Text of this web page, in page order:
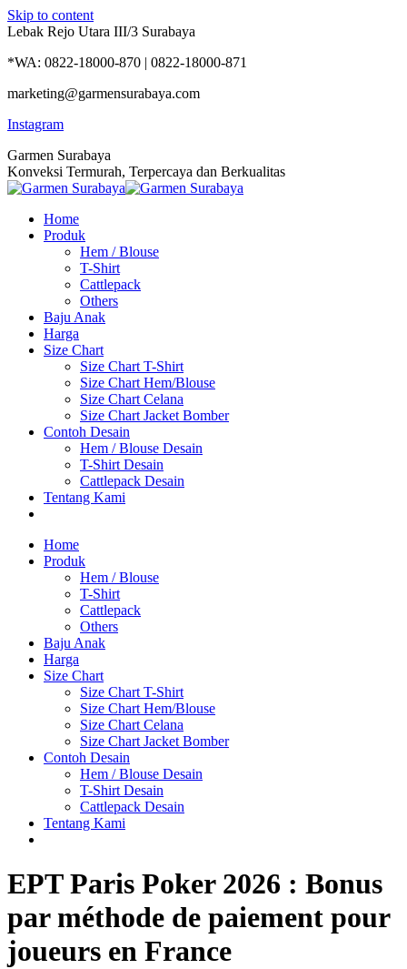
Skip to content
Lebak Rejo Utara III/3 Surabaya
*WA: 0822-18000-870 | 0822-18000-871
marketing@garmensurabaya.com
Instagram
Garmen Surabaya
Konveksi Termurah, Terpercaya dan Berkualitas
Home
Produk
Hem / Blouse
T-Shirt
Cattlepack
Others
Baju Anak
Harga
Size Chart
Size Chart T-Shirt
Size Chart Hem/Blouse
Size Chart Celana
Size Chart Jacket Bomber
Contoh Desain
Hem / Blouse Desain
T-Shirt Desain
Cattlepack Desain
Tentang Kami
Home
Produk
Hem / Blouse
T-Shirt
Cattlepack
Others
Baju Anak
Harga
Size Chart
Size Chart T-Shirt
Size Chart Hem/Blouse
Size Chart Celana
Size Chart Jacket Bomber
Contoh Desain
Hem / Blouse Desain
T-Shirt Desain
Cattlepack Desain
Tentang Kami
EPT Paris Poker 2026 : Bonus
par méthode de paiement pour
joueurs en France